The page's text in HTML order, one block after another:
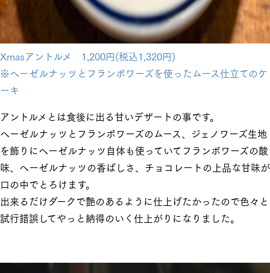
Xmasアントルメ 1,200円(税込1,320円)
※ヘーゼルナッツとフランボワーズを使ったムース仕立てのケ
ーキ
アントルメとは食後に出る甘いデザートの事です。
ヘーゼルナッツとフランボワーズのムース、ジェノワーズ生地
を飾りにヘーゼルナッツ自体も使っていてフランボワーズの酸
味、ヘーゼルナッツの香ばしさ、チョコレートの上品な甘味が
口の中でとろけます。
出来るだけダークで艶のあるように仕上げたかったので色々と
試行錯誤してやっと納得のいく仕上がりになりました。